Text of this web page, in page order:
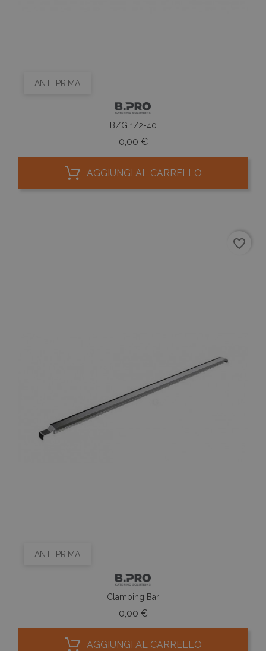
ANTEPRIMA
BZG 1/2-40
0,00 €Prezzo
AGGIUNGI AL CARRELLO
ANTEPRIMA
Clamping Bar
0,00 €Prezzo
AGGIUNGI AL CARRELLO
favorite_border